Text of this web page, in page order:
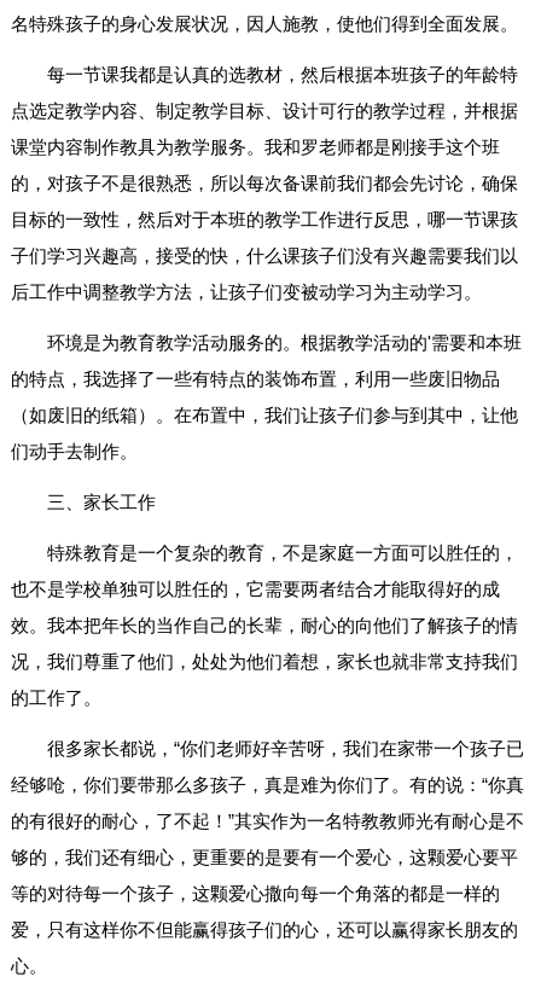
名特殊孩子的身心发展状况，因人施教，使他们得到全面发展。
每一节课我都是认真的选教材，然后根据本班孩子的年龄特
点选定教学内容、制定教学目标、设计可行的教学过程，并根据
课堂内容制作教具为教学服务。我和罗老师都是刚接手这个班
的，对孩子不是很熟悉，所以每次备课前我们都会先讨论，确保
目标的一致性，然后对于本班的教学工作进行反思，哪一节课孩
子们学习兴趣高，接受的快，什么课孩子们没有兴趣需要我们以
后工作中调整教学方法，让孩子们变被动学习为主动学习。
环境是为教育教学活动服务的。根据教学活动的'需要和本班
的特点，我选择了一些有特点的装饰布置，利用一些废旧物品
（如废旧的纸箱）。在布置中，我们让孩子们参与到其中，让他
们动手去制作。
三、家长工作
特殊教育是一个复杂的教育，不是家庭一方面可以胜任的，
也不是学校单独可以胜任的，它需要两者结合才能取得好的成
效。我本把年长的当作自己的长辈，耐心的向他们了解孩子的情
况，我们尊重了他们，处处为他们着想，家长也就非常支持我们
的工作了。
很多家长都说，“你们老师好辛苦呀，我们在家带一个孩子已
经够呛，你们要带那么多孩子，真是难为你们了。有的说：“你真
的有很好的耐心，了不起！”其实作为一名特教教师光有耐心是不
够的，我们还有细心，更重要的是要有一个爱心，这颗爱心要平
等的对待每一个孩子，这颗爱心撒向每一个角落的都是一样的
爱，只有这样你不但能赢得孩子们的心，还可以赢得家长朋友的
心。